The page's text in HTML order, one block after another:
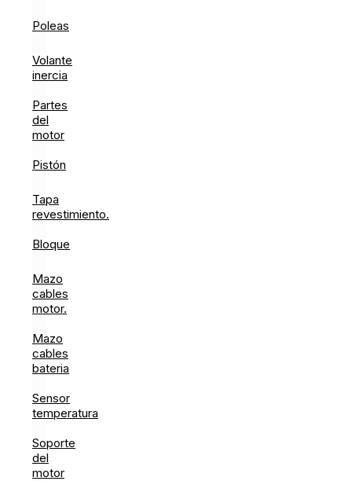
Poleas
Volante
inercia
Partes
del
motor
Pistón
Tapa
revestimiento.
Bloque
Mazo
cables
motor.
Mazo
cables
bateria
Sensor
temperatura
Soporte
del
motor